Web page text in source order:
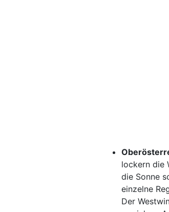
lockern die
die Sonne
einzelne
Der